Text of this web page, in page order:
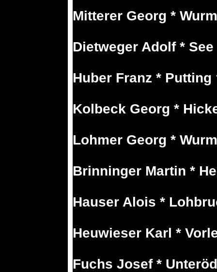
Mitterer Georg *
Dietweger Adolf * See
Huber Franz * Putting
Kolbeck Georg *
Lohmer Georg *
Brinninger Martin *
Hauser Alois *
Heuwieser Karl *
Fuchs Josef *